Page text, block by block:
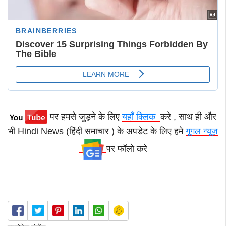
पर हमसे जुड़ने के लिएयहाँ क्लिककरे , साथ ही और
भी Hindi News (हिंदी समाचार ) के अपडेट के लिए हमेगूगल न्यूज़
पर फॉलो करे